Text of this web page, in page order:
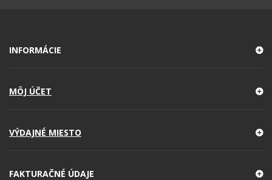
INFORMÁCIE
MÔJ ÚČET
VÝDAJNÉ MIESTO
FAKTURAČNÉ ÚDAJE